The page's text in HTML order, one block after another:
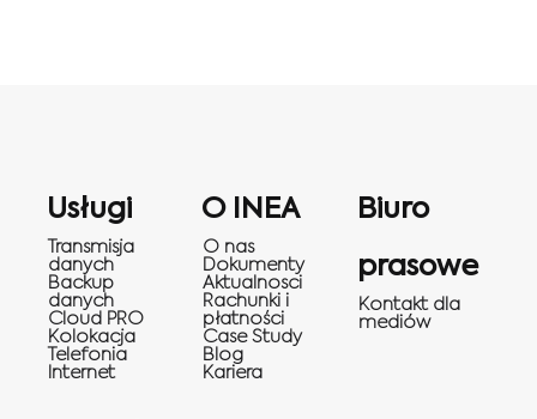
Usługi
Transmisja
danych
Backup
danych
Cloud PRO
Kolokacja
Telefonia
Internet
O INEA
O nas
Dokumenty
Aktualnosci
Rachunki i
płatności
Case Study
Blog
Kariera
Biuro
prasowe
Kontakt dla
mediów